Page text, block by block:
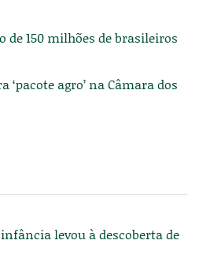
de 150 milhões de brasileiros
agro’ na Câmara dos
levou à descoberta de